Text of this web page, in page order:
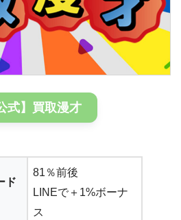
式】買取漫才
ド
81％前後
LINEで＋1%ボーナ
ス